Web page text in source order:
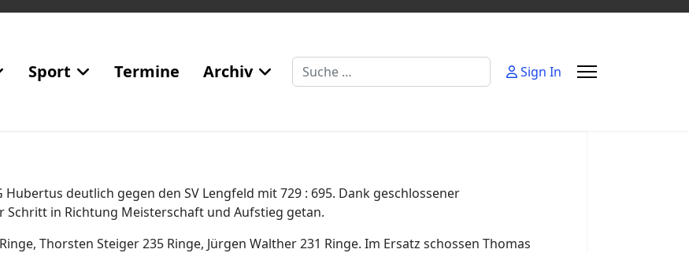
Sport Termine Archiv Suchen Sign In
deutlich gegen den SV Lengfeld mit 729 : 695. Dank geschlossener
in Richtung Meisterschaft und Aufstieg getan.
Thorsten Steiger 235 Ringe, Jürgen Walther 231 Ringe. Im Ersatz schossen Thomas